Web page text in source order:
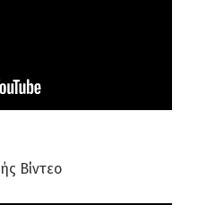
Βίντεο